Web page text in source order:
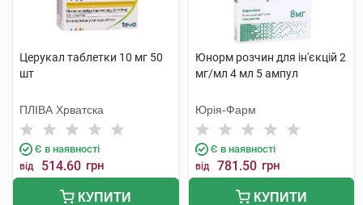
Церукал таблетки 10 мг 50
шт
ПЛІВА Хрватска
Є в наявності
від 514.60 грн
КУПИТИ
Юнорм розчин для ін'єкцій 2
мг/мл 4 мл 5 ампул
Юрія-Фарм
Є в наявності
від 781.50 грн
КУПИТИ